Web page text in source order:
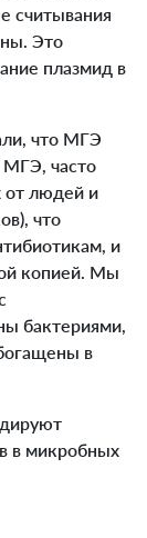
считывания
Это
плазмид в
что МГЭ
МГЭ, часто
от людей и
что
и
копией. Мы
бактериями,
в
в микробных